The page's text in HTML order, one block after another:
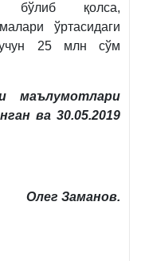
бўлиб қолса,
ўртасидаги
25 млн сўм
маълумотлари
ва 30.05.2019
Олег Заманов.